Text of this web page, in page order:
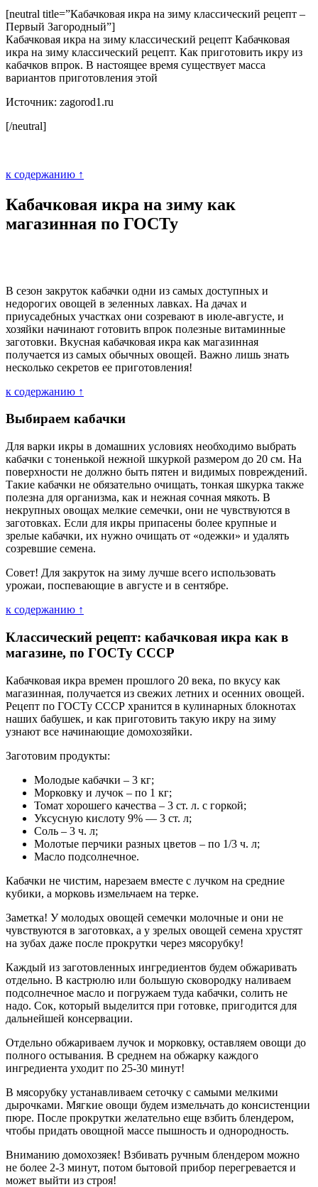
[neutral title=”Кабачковая икра на зиму классический рецепт –
Первый Загородный”]
Кабачковая икра на зиму классический рецепт Кабачковая
икра на зиму классический рецепт. Как приготовить икру из
кабачков впрок. В настоящее время существует масса
вариантов приготовления этой
Источник: zagorod1.ru
[/neutral]
к содержанию ↑
Кабачковая икра на зиму как
магазинная по ГОСТу
В сезон закруток кабачки одни из самых доступных и
недорогих овощей в зеленных лавках. На дачах и
приусадебных участках они созревают в июле-августе, и
хозяйки начинают готовить впрок полезные витаминные
заготовки. Вкусная кабачковая икра как магазинная
получается из самых обычных овощей. Важно лишь знать
несколько секретов ее приготовления!
к содержанию ↑
Выбираем кабачки
Для варки икры в домашних условиях необходимо выбрать
кабачки с тоненькой нежной шкуркой размером до 20 см. На
поверхности не должно быть пятен и видимых повреждений.
Такие кабачки не обязательно очищать, тонкая шкурка также
полезна для организма, как и нежная сочная мякоть. В
некрупных овощах мелкие семечки, они не чувствуются в
заготовках. Если для икры припасены более крупные и
зрелые кабачки, их нужно очищать от «одежки» и удалять
созревшие семена.
Совет! Для закруток на зиму лучше всего использовать
урожаи, поспевающие в августе и в сентябре.
к содержанию ↑
Классический рецепт: кабачковая икра как в
магазине, по ГОСТу СССР
Кабачковая икра времен прошлого 20 века, по вкусу как
магазинная, получается из свежих летних и осенних овощей.
Рецепт по ГОСТу СССР хранится в кулинарных блокнотах
наших бабушек, и как приготовить такую икру на зиму
узнают все начинающие домохозяйки.
Заготовим продукты:
Молодые кабачки – 3 кг;
Морковку и лучок – по 1 кг;
Томат хорошего качества – 3 ст. л. с горкой;
Уксусную кислоту 9% — 3 ст. л;
Соль – 3 ч. л;
Молотые перчики разных цветов – по 1/3 ч. л;
Масло подсолнечное.
Кабачки не чистим, нарезаем вместе с лучком на средние
кубики, а морковь измельчаем на терке.
Заметка! У молодых овощей семечки молочные и они не
чувствуются в заготовках, а у зрелых овощей семена хрустят
на зубах даже после прокрутки через мясорубку!
Каждый из заготовленных ингредиентов будем обжаривать
отдельно. В кастрюлю или большую сковородку наливаем
подсолнечное масло и погружаем туда кабачки, солить не
надо. Сок, который выделится при готовке, пригодится для
дальнейшей консервации.
Отдельно обжариваем лучок и морковку, оставляем овощи до
полного остывания. В среднем на обжарку каждого
ингредиента уходит по 25-30 минут!
В мясорубку устанавливаем сеточку с самыми мелкими
дырочками. Мягкие овощи будем измельчать до консистенции
пюре. После прокрутки желательно еще взбить блендером,
чтобы придать овощной массе пышность и однородность.
Вниманию домохозяек! Взбивать ручным блендером можно
не более 2-3 минут, потом бытовой прибор перегревается и
может выйти из строя!